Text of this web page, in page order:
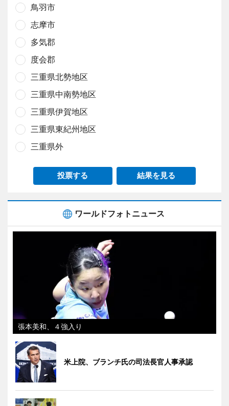
鳥羽市
志摩市
多気郡
度会郡
三重県北勢地区
三重県中南勢地区
三重県伊賀地区
三重県東紀州地区
三重県外
投票する 結果を見る
ワールドフォトニュース
張本美和、４強入り
米上院、ブランチ氏の司法長官人事承認